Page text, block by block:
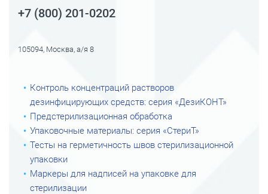
+7 (800) 201-0202
105094, Москва, а/я 8
Контроль концентраций растворов
дезинфицирующих средств: серия «ДезиКОНТ»
Предстерилизационная обработка
Упаковочные материалы: серия «СтериТ»
Тесты на герметичность швов стерилизационной
упаковки
Маркеры для надписей на упаковке для
стерилизации